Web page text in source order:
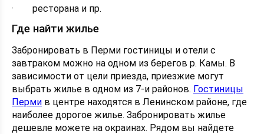
· ресторана и пр.
Где найти жилье
Забронировать в Перми гостиницы и отели с
завтраком можно на одном из берегов р. Камы. В
зависимости от цели приезда, приезжие могут
выбрать жилье в одном из 7-и районов. Гостиницы
Перми в центре находятся в Ленинском районе, где
наиболее дорогое жилье. Забронировать жилье
дешевле можете на окраинах. Рядом вы найдете